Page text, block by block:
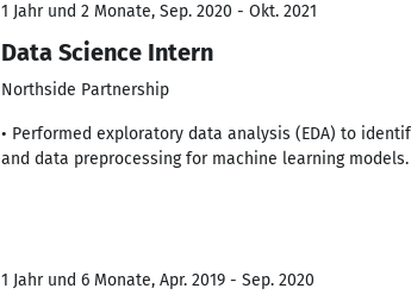
1 Jahr und 2 Monate, Sep. 2020 - Okt. 2021
Data Science Intern
Northside Partnership
• Performed exploratory data analysis (EDA) to
and data preprocessing for machine learning
1 Jahr und 6 Monate, Apr. 2019 - Sep. 2020